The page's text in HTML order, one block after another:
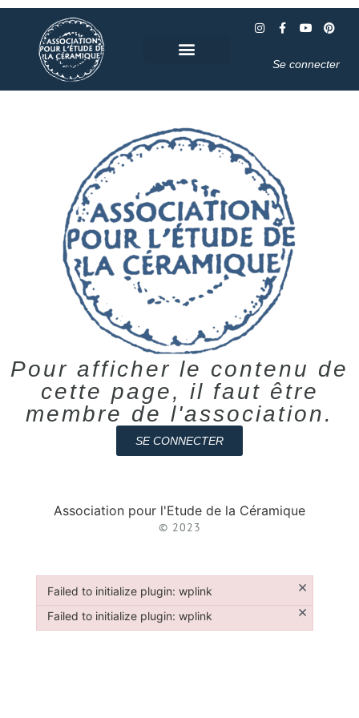
Se connecter
Pour afficher le contenu de
cette page, il faut être
membre de l'association.
SE CONNECTER
Association pour l'Etude de la Céramique
© 2023
Failed to initialize plugin: wplink ×
Failed to initialize plugin: wplink
Failed to initialize plugin: wplink ×